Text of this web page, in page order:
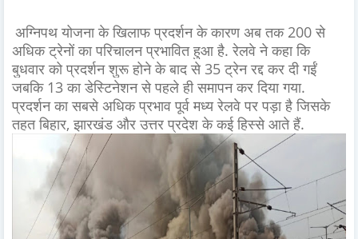
अग्निपथ योजना के खिलाफ प्रदर्शन के कारण अब तक 200 से
अधिक ट्रेनों का परिचालन प्रभावित हुआ है. रेलवे ने कहा कि
बुधवार को प्रदर्शन शुरू होने के बाद से 35 ट्रेन रद्द कर दी गईं
जबकि 13 का डेस्टिनेशन से पहले ही समापन कर दिया गया.
प्रदर्शन का सबसे अधिक प्रभाव पूर्व मध्य रेलवे पर पड़ा है जिसके
तहत बिहार, झारखंड और उत्तर प्रदेश के कई हिस्से आते हैं.